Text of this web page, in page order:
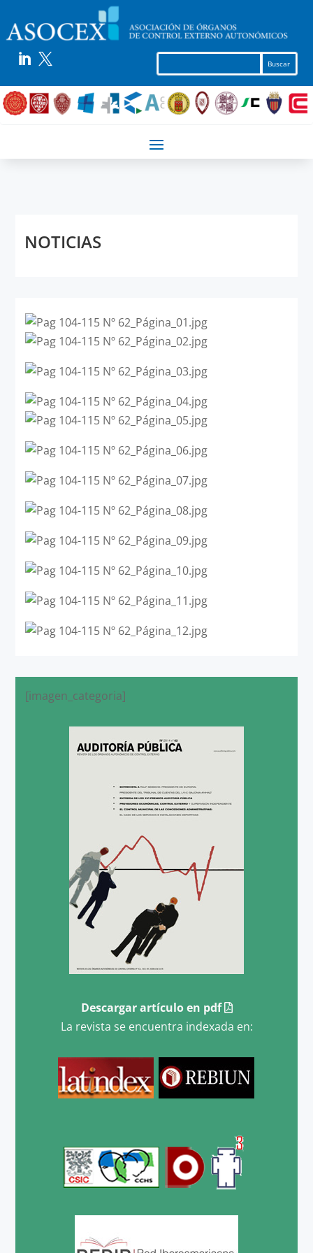
 
NOTICIAS
[imagen_categoria]
Descargar artículo en pdf
La revista se encuentra indexada en: